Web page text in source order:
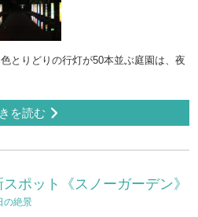
とりどりの行灯が50本並ぶ庭園は、夜
を読む
ポット《スノーガーデン》
の絶景